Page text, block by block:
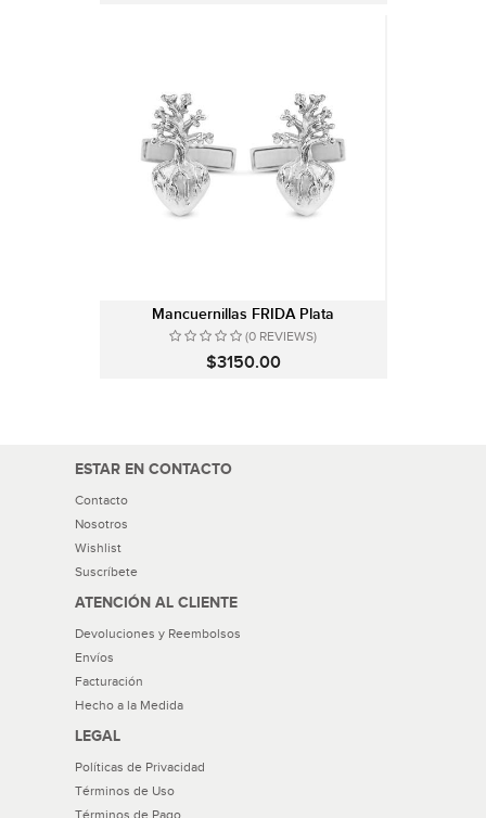
Mancuernillas FRIDA Plata
(0 REVIEWS)
$3150.00
ESTAR EN CONTACTO
Contacto
Nosotros
Wishlist
Suscríbete
ATENCIÓN AL CLIENTE
Devoluciones y Reembolsos
Envíos
Facturación
Hecho a la Medida
LEGAL
Políticas de Privacidad
Términos de Uso
Términos de Pago